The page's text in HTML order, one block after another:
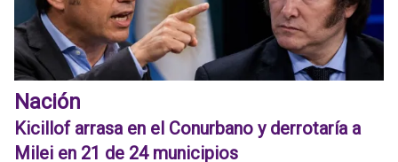
Nación
Kicillof arrasa en el Conurbano y derrotaría a
Milei en 21 de 24 municipios